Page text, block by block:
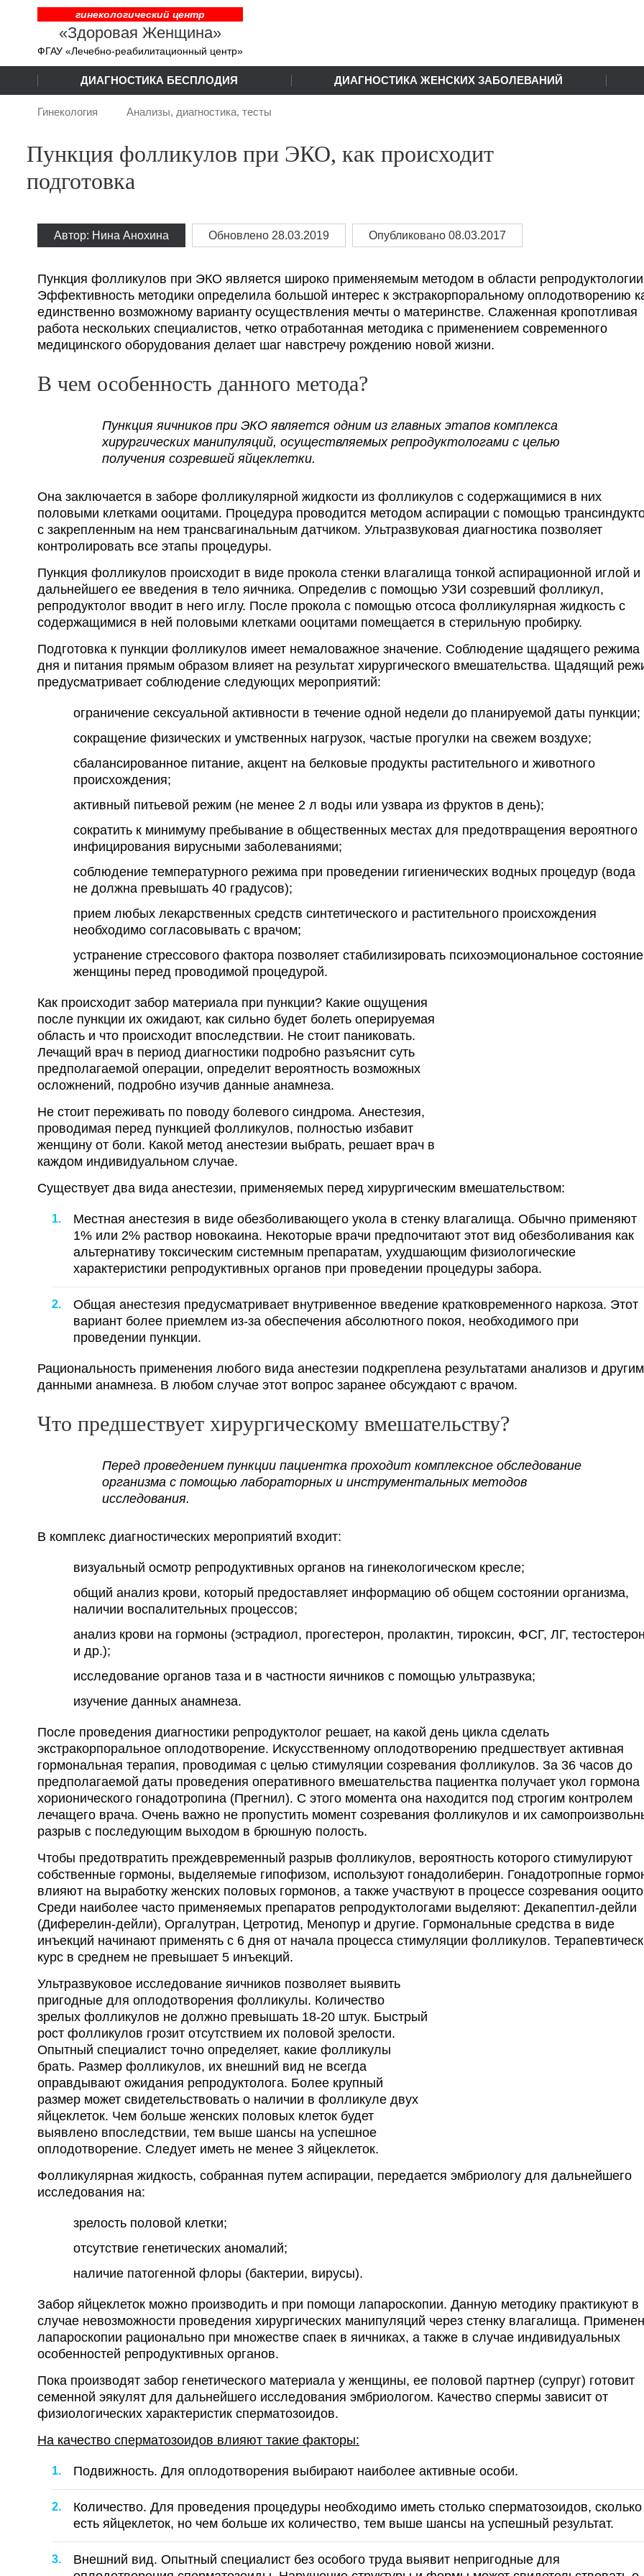
гинекологический центр
«Здоровая Женщина»
ФГАУ «Лечебно-реабилитационный центр»
ДИАГНОСТИКА БЕСПЛОДИЯ ДИАГНОСТИКА ЖЕНСКИХ ЗАБОЛЕВАНИЙ
Гинекология Анализы, диагностика, тесты
Пункция фолликулов при ЭКО, как происходит
подготовка
Автор: Нина Анохина Обновлено 28.03.2019 Опубликовано 08.03.2017
Пункция фолликулов при ЭКО является широко применяемым методом в области
Эффективность методики определила большой интерес к экстракорпоральному оплодотворению
единственно возможному варианту осуществления мечты о материнстве. Слаженная кропотливая
работа нескольких специалистов, четко отработанная методика с применением современного
медицинского оборудования делает шаг навстречу рождению новой жизни.
В чем особенность данного метода?
Пункция яичников при ЭКО является одним из главных этапов комплекса
хирургических манипуляций, осуществляемых репродуктологами с целью
получения созревшей яйцеклетки.
Она заключается в заборе фолликулярной жидкости из фолликулов с содержащимися в них
половыми клетками ооцитами. Процедура проводится методом аспирации с помощью
с закрепленным на нем трансвагинальным датчиком. Ультразвуковая диагностика позволяет
контролировать все этапы процедуры.
Пункция фолликулов происходит в виде прокола стенки влагалища тонкой аспирационной иглой и
дальнейшего ее введения в тело яичника. Определив с помощью УЗИ созревший фолликул,
репродуктолог вводит в него иглу. После прокола с помощью отсоса фолликулярная жидкость с
содержащимися в ней половыми клетками ооцитами помещается в стерильную пробирку.
Подготовка к пункции фолликулов имеет немаловажное значение. Соблюдение щадящего режима
дня и питания прямым образом влияет на результат хирургического вмешательства. Щадящий
предусматривает соблюдение следующих мероприятий:
ограничение сексуальной активности в течение одной недели до планируемой даты пункции;
сокращение физических и умственных нагрузок, частые прогулки на свежем воздухе;
сбалансированное питание, акцент на белковые продукты растительного и животного
происхождения;
активный питьевой режим (не менее 2 л воды или узвара из фруктов в день);
сократить к минимуму пребывание в общественных местах для предотвращения вероятного
инфицирования вирусными заболеваниями;
соблюдение температурного режима при проведении гигиенических водных процедур (вода
не должна превышать 40 градусов);
прием любых лекарственных средств синтетического и растительного происхождения
необходимо согласовывать с врачом;
устранение стрессового фактора позволяет стабилизировать психоэмоциональное состояние
женщины перед проводимой процедурой.
Как происходит забор материала при пункции? Какие ощущения
после пункции их ожидают, как сильно будет болеть оперируемая
область и что происходит впоследствии. Не стоит паниковать.
Лечащий врач в период диагностики подробно разъяснит суть
предполагаемой операции, определит вероятность возможных
осложнений, подробно изучив данные анамнеза.
Не стоит переживать по поводу болевого синдрома. Анестезия,
проводимая перед пункцией фолликулов, полностью избавит
женщину от боли. Какой метод анестезии выбрать, решает врач в
каждом индивидуальном случае.
Существует два вида анестезии, применяемых перед хирургическим вмешательством:
Местная анестезия в виде обезболивающего укола в стенку влагалища. Обычно применяют
1% или 2% раствор новокаина. Некоторые врачи предпочитают этот вид обезболивания как
альтернативу токсическим системным препаратам, ухудшающим физиологические
характеристики репродуктивных органов при проведении процедуры забора.
Общая анестезия предусматривает внутривенное введение кратковременного наркоза. Этот
вариант более приемлем из-за обеспечения абсолютного покоя, необходимого при
проведении пункции.
Рациональность применения любого вида анестезии подкреплена результатами анализов и
данными анамнеза. В любом случае этот вопрос заранее обсуждают с врачом.
Что предшествует хирургическому вмешательству?
Перед проведением пункции пациентка проходит комплексное обследование
организма с помощью лабораторных и инструментальных методов
исследования.
В комплекс диагностических мероприятий входит:
визуальный осмотр репродуктивных органов на гинекологическом кресле;
общий анализ крови, который предоставляет информацию об общем состоянии организма,
наличии воспалительных процессов;
анализ крови на гормоны (эстрадиол, прогестерон, пролактин, тироксин, ФСГ, ЛГ,
и др.);
исследование органов таза и в частности яичников с помощью ультразвука;
изучение данных анамнеза.
После проведения диагностики репродуктолог решает, на какой день цикла сделать
экстракорпоральное оплодотворение. Искусственному оплодотворению предшествует активная
гормональная терапия, проводимая с целью стимуляции созревания фолликулов. За 36 часов до
предполагаемой даты проведения оперативного вмешательства пациентка получает укол гормона
хорионического гонадотропина (Прегнил). С этого момента она находится под строгим контролем
лечащего врача. Очень важно не пропустить момент созревания фолликулов и их
разрыв с последующим выходом в брюшную полость.
Чтобы предотвратить преждевременный разрыв фолликулов, вероятность которого стимулируют
собственные гормоны, выделяемые гипофизом, используют гонадолиберин. Гонадотропные
влияют на выработку женских половых гормонов, а также участвуют в процессе созревания
Среди наиболее часто применяемых препаратов репродуктологами выделяют: Декапептил-дейли
(Диферелин-дейли), Оргалутран, Цетротид, Менопур и другие. Гормональные средства в виде
инъекций начинают применять с 6 дня от начала процесса стимуляции фолликулов.
курс в среднем не превышает 5 инъекций.
Ультразвуковое исследование яичников позволяет выявить
пригодные для оплодотворения фолликулы. Количество
зрелых фолликулов не должно превышать 18-20 штук. Быстрый
рост фолликулов грозит отсутствием их половой зрелости.
Опытный специалист точно определяет, какие фолликулы
брать. Размер фолликулов, их внешний вид не всегда
оправдывают ожидания репродуктолога. Более крупный
размер может свидетельствовать о наличии в фолликуле двух
яйцеклеток. Чем больше женских половых клеток будет
выявлено впоследствии, тем выше шансы на успешное
оплодотворение. Следует иметь не менее 3 яйцеклеток.
Фолликулярная жидкость, собранная путем аспирации, передается эмбриологу для дальнейшего
исследования на:
зрелость половой клетки;
отсутствие генетических аномалий;
наличие патогенной флоры (бактерии, вирусы).
Забор яйцеклеток можно производить и при помощи лапароскопии. Данную методику практикуют в
случае невозможности проведения хирургических манипуляций через стенку влагалища.
лапароскопии рационально при множестве спаек в яичниках, а также в случае индивидуальных
особенностей репродуктивных органов.
Пока производят забор генетического материала у женщины, ее половой партнер (супруг) готовит
семенной эякулят для дальнейшего исследования эмбриологом. Качество спермы зависит от
физиологических характеристик сперматозоидов.
На качество сперматозоидов влияют такие факторы:
Подвижность. Для оплодотворения выбирают наиболее активные особи.
Количество. Для проведения процедуры необходимо иметь столько сперматозоидов, сколько
есть яйцеклеток, но чем больше их количество, тем выше шансы на успешный результат.
Внешний вид. Опытный специалист без особого труда выявит непригодные для